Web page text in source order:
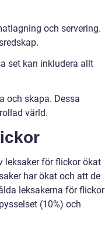
och servering.
set kan inkludera allt
och skapa. Dessa
värld.
leksaker för flickor ökat
har ökat och att de
leksakerna för flickor
(10%) och